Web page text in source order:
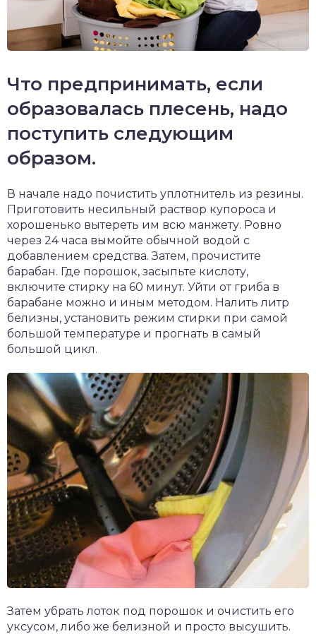
Что предпринимать, если
образовалась плесень, надо
поступить следующим
образом.
В начале надо почистить уплотнитель из резины.
Приготовить несильный раствор купороса и
хорошенько вытереть им всю манжету. Ровно
через 24 часа вымойте обычной водой с
добавлением средства. Затем, прочистите
барабан. Где порошок, засыпьте кислоту,
включите стирку на 60 минут. Уйти от гриба в
барабане можно и иным методом. Налить литр
белизны, установить режим стирки при самой
большой температуре и прогнать в самый
большой цикл.
Затем убрать лоток под порошок и очистить его
уксусом, либо же белизной и просто высушить.